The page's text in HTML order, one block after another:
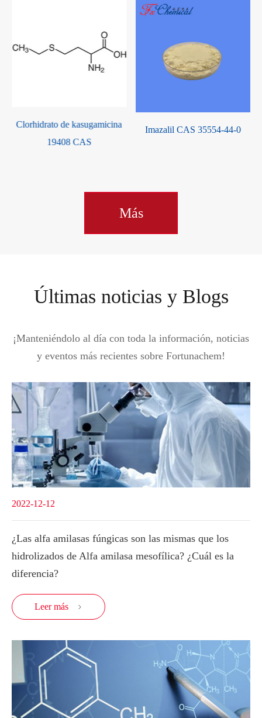
Clorhidrato de kasugamicina
19408 CAS
Imazalil CAS 35554-44-0
Más
Últimas noticias y Blogs
¡Manteniéndolo al día con toda la información, noticias
y eventos más recientes sobre Fortunachem!
2022-12-12
¿Las alfa amilasas fúngicas son las mismas que los
hidrolizados de Alfa amilasa mesofílica? ¿Cuál es la
diferencia?
Leer más 